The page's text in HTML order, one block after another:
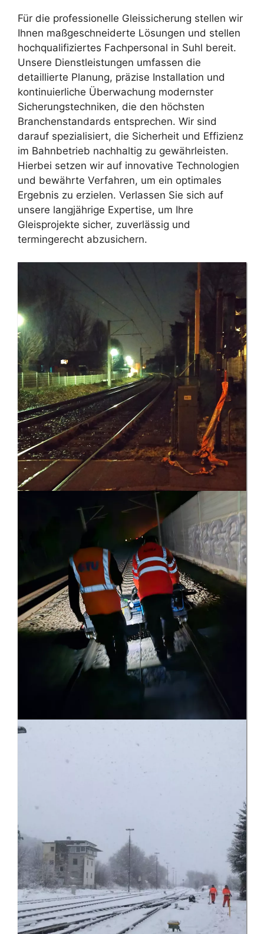
Für die professionelle Gleissicherung stellen wir
Ihnen maßgeschneiderte Lösungen und stellen
hochqualifiziertes Fachpersonal in Suhl bereit.
Unsere Dienstleistungen umfassen die
detaillierte Planung, präzise Installation und
kontinuierliche Überwachung modernster
Sicherungstechniken, die den höchsten
Branchenstandards entsprechen. Wir sind
darauf spezialisiert, die Sicherheit und Effizienz
im Bahnbetrieb nachhaltig zu gewährleisten.
Hierbei setzen wir auf innovative Technologien
und bewährte Verfahren, um ein optimales
Ergebnis zu erzielen. Verlassen Sie sich auf
unsere langjährige Expertise, um Ihre
Gleisprojekte sicher, zuverlässig und
termingerecht abzusichern.